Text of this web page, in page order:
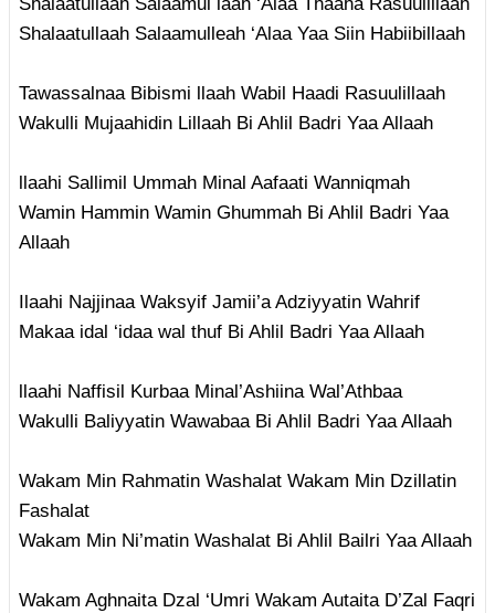
Shalaatullaah Salaamul laah ‘Alaa Thaaha Rasuulillaah
Shalaatullaah Salaamulleah ‘Alaa Yaa Siin Habiibillaah
Tawassalnaa Bibismi llaah Wabil Haadi Rasuulillaah
Wakulli Mujaahidin Lillaah Bi Ahlil Badri Yaa Allaah
llaahi Sallimil Ummah Minal Aafaati Wanniqmah
Wamin Hammin Wamin Ghummah Bi Ahlil Badri Yaa
Allaah
Ilaahi Najjinaa Waksyif Jamii’a Adziyyatin Wahrif
Makaa idal ‘idaa wal thuf Bi Ahlil Badri Yaa Allaah
llaahi Naffisil Kurbaa Minal’Ashiina Wal’Athbaa
Wakulli Baliyyatin Wawabaa Bi Ahlil Badri Yaa Allaah
Wakam Min Rahmatin Washalat Wakam Min Dzillatin
Fashalat
Wakam Min Ni’matin Washalat Bi Ahlil Bailri Yaa Allaah
Wakam Aghnaita Dzal ‘Umri Wakam Autaita D’Zal Faqri